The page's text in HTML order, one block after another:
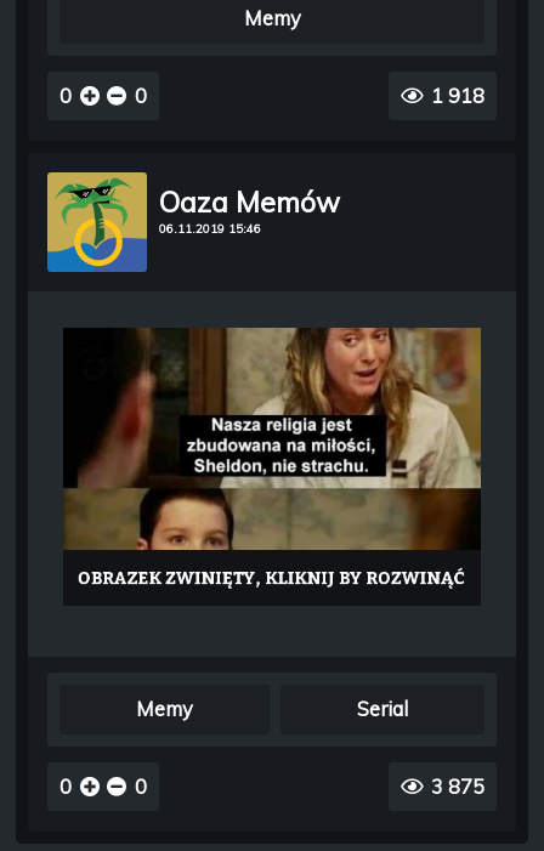
Memy
0 0 1 918
Oaza Memów
06.11.2019 15:46
Memy Serial
0 0 3 875